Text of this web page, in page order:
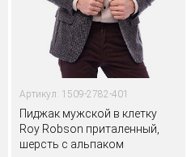
Артикул: 1509-2782-401
Пиджак мужской в клетку
Roy Robson приталенный,
шерсть с альпаком